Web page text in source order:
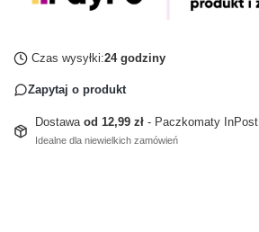
Czas wysyłki:24 godziny
Zapytaj o produkt
Dostawa od 12,99 zł - Paczkomaty InPost
Idealne dla niewielkich zamówień